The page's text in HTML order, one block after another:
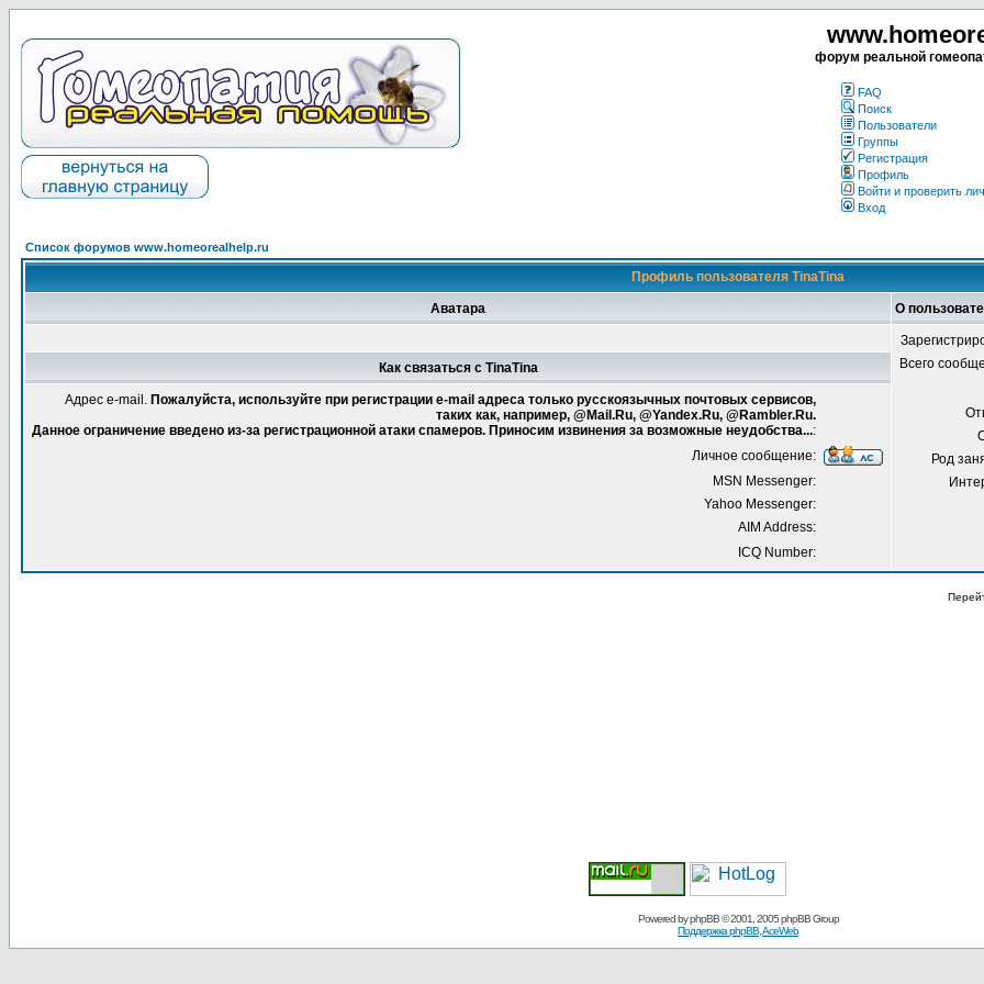
форум реальной
FAQ
Поиск
Пользователи
Группы
Регистрация
Профиль
Войти и проверить
Вход
Список форумов www.homeorealhelp.ru
Профиль пользователя TinaTina
Аватара О
Всего
Род
Как связаться с TinaTina
Адрес e-mail. Пожалуйста, используйте при регистрации e-mail адреса только русскоязычных почтовых сервисов,
таких как, например, @Mail.Ru, @Yandex.Ru, @Rambler.Ru.
Данное ограничение введено из-за регистрационной атаки спамеров. Приносим извинения за возможные неудобства...:
Личное сообщение:
MSN Messenger:
Yahoo Messenger:
AIM Address:
ICQ Number:
Powered byphpBB© 2001, 2005 phpBB Group
Поддержка phpBB AceWeb